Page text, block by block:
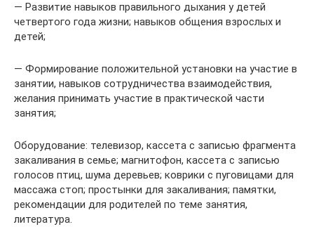
— Развитие навыков правильного дыхания у детей
четвертого года жизни; навыков общения взрослых и
детей;
— Формирование положительной установки на участие в
занятии, навыков сотрудничества взаимодействия,
желания принимать участие в практической части
занятия;
Оборудование: телевизор, кассета с записью фрагмента
закаливания в семье; магнитофон, кассета с записью
голосов птиц, шума деревьев; коврики с пуговицами для
массажа стоп; простынки для закаливания; памятки,
рекомендации для родителей по теме занятия,
литература.